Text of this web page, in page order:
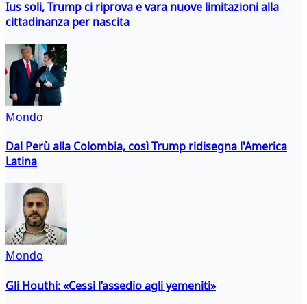
Ius soli, Trump ci riprova e vara nuove limitazioni alla
cittadinanza per nascita
Mondo
Dal Perù alla Colombia, così Trump ridisegna l'America
Latina
Mondo
Gli Houthi: «Cessi l’assedio agli yemeniti»